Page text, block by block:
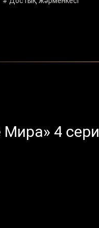
Мира» 4